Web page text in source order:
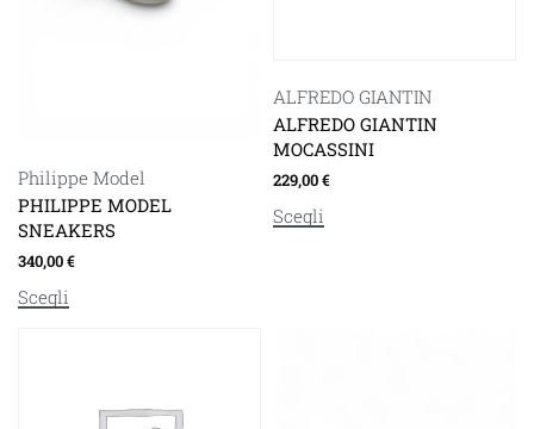
Philippe Model
PHILIPPE MODEL
SNEAKERS
340,00€
Scegli
ALFREDO GIANTIN
ALFREDO GIANTIN
MOCASSINI
229,00€
Scegli